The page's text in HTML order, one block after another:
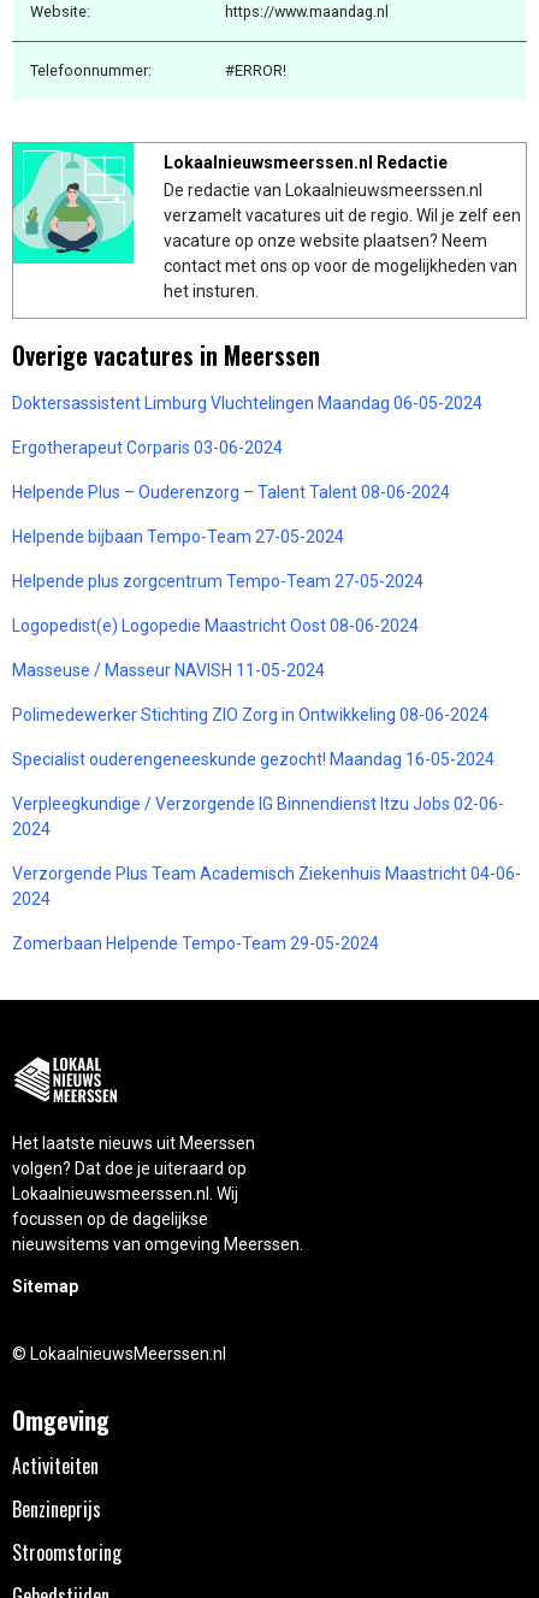
Website: https://www.maandag.nl
Telefoonnummer: #ERROR!
Lokaalnieuwsmeerssen.nl Redactie
De redactie van Lokaalnieuwsmeerssen.nl
verzamelt vacatures uit de regio. Wil je zelf een
vacature op onze website plaatsen? Neem
contact met ons op voor de mogelijkheden van
het insturen.
Overige vacatures in Meerssen
Doktersassistent Limburg Vluchtelingen Maandag 06-05-2024
Ergotherapeut Corparis 03-06-2024
Helpende Plus – Ouderenzorg – Talent Talent 08-06-2024
Helpende bijbaan Tempo-Team 27-05-2024
Helpende plus zorgcentrum Tempo-Team 27-05-2024
Logopedist(e) Logopedie Maastricht Oost 08-06-2024
Masseuse / Masseur NAVISH 11-05-2024
Polimedewerker Stichting ZIO Zorg in Ontwikkeling 08-06-2024
Specialist ouderengeneeskunde gezocht! Maandag 16-05-2024
Verpleegkundige / Verzorgende IG Binnendienst Itzu Jobs 02-06-
2024
Verzorgende Plus Team Academisch Ziekenhuis Maastricht 04-06-
2024
Zomerbaan Helpende Tempo-Team 29-05-2024
Het laatste nieuws uit Meerssen
volgen? Dat doe je uiteraard op
Lokaalnieuwsmeerssen.nl. Wij
focussen op de dagelijkse
nieuwsitems van omgeving Meerssen.
Sitemap
© LokaalnieuwsMeerssen.nl
Omgeving
Activiteiten
Benzineprijs
Stroomstoring